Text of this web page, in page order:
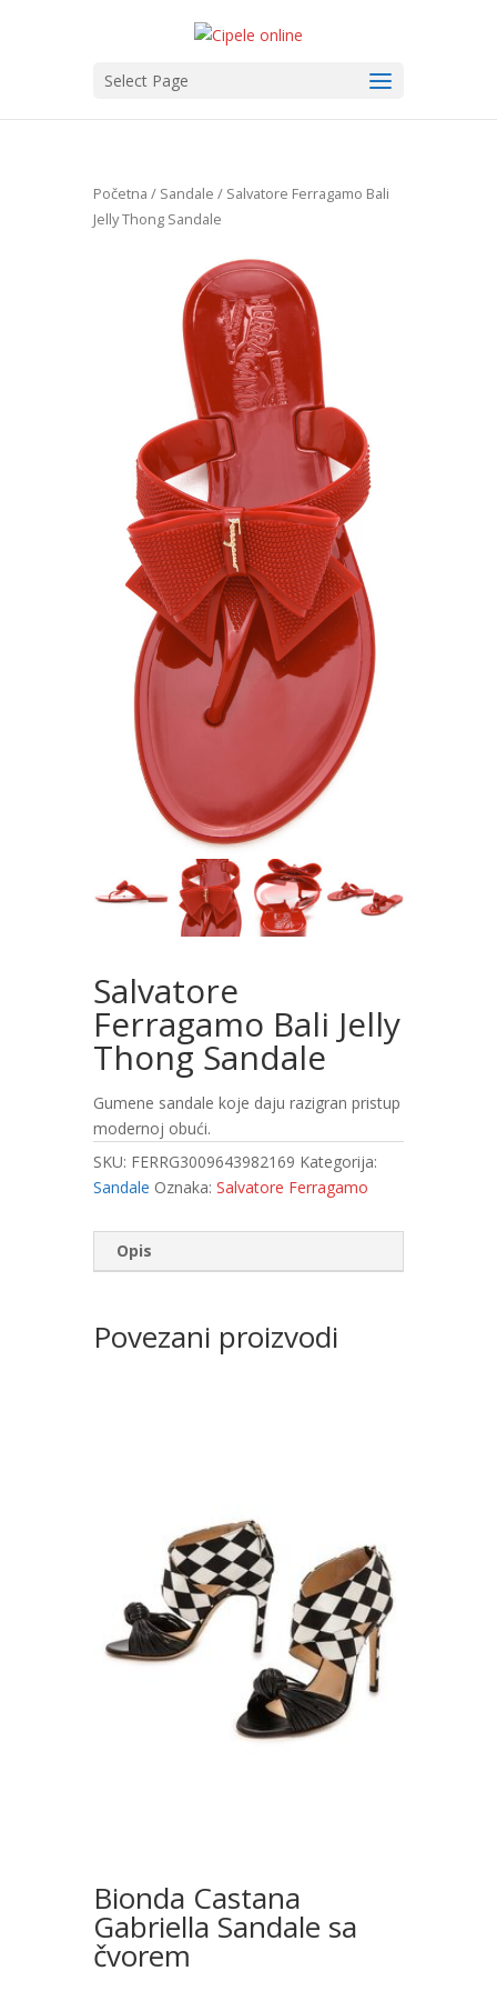
Select Page
Početna / Sandale / Salvatore Ferragamo Bali
Jelly Thong Sandale
Salvatore
Ferragamo Bali Jelly
Thong Sandale
Gumene sandale koje daju razigran pristup
modernoj obući.
SKU: FERRG3009643982169 Kategorija:
Sandale Oznaka: Salvatore Ferragamo
Opis
Povezani proizvodi
Bionda Castana
Gabriella Sandale sa
čvorem